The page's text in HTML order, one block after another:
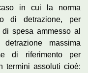
in cui la norma
di detrazione, per
di spesa ammesso al
massima
di riferimento per
termini assoluti cioè: